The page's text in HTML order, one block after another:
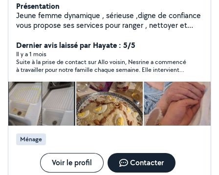
Présentation
Jeune femme dynamique , sérieuse ,digne de confiance
vous propose ses services pour ranger , nettoyer et
m'adapte à tous vos besoins n'hésitez pas à me
contacter merci .
Dernier avis laissé par Hayate : 5/5
Il y a 1 mois
Suite à la prise de contact sur Allo voisin, Nesrine a commencé
à travailler pour notre famille chaque semaine. Elle intervient
et nous sommes très satisfaits de l'avoir rencontré.
Ménage
Voir le profil Contacter